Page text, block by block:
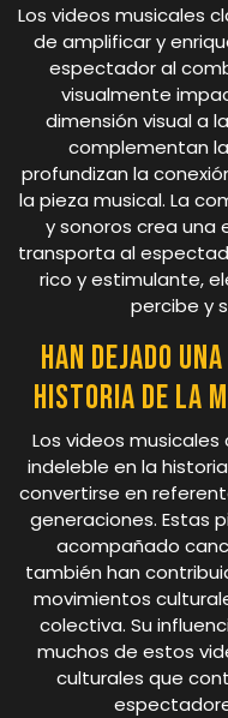
Los videos musicales
de amplificar y
espectador al
visualmente
dimensión visual a
complementan
profundizan la
la pieza musical. La
y sonoros crea una
transporta al
rico y estimulante,
percibe y
Han dejado
historia de la
Los videos
indeleble en la
convertirse en
generaciones. Estas
acompañado
también han
movimientos
colectiva. Su
muchos de estos
culturales que